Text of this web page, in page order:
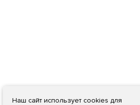
Наш сайт использует cookies для